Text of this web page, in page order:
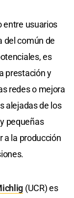
entre usuarios
del común de
es
prestación y
redes o mejora
alejadas de los
pequeñas
a la producción
(UCR) es